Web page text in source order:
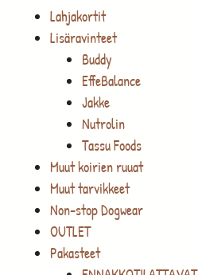
Lahjakortit
Lisäravinteet
Buddy
EffeBalance
Jakke
Nutrolin
Tassu Foods
Muut koirien ruuat
Muut tarvikkeet
Non-stop Dogwear
OUTLET
Pakasteet